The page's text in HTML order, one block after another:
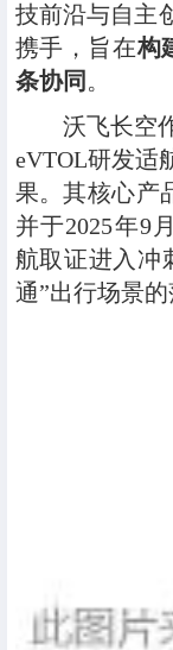
技前沿与自主
携手，旨在构
条协同 。
沃飞长空
eVTOL研发适
果。其核心产
并于2025年9
航取证进入冲
通”出行场景的